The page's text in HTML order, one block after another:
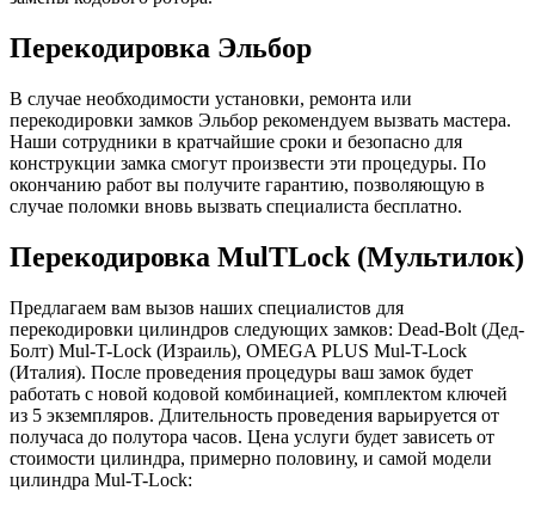
Перекодировка Эльбор
В случае необходимости установки, ремонта или
перекодировки замков Эльбор рекомендуем вызвать мастера.
Наши сотрудники в кратчайшие сроки и безопасно для
конструкции замка смогут произвести эти процедуры. По
окончанию работ вы получите гарантию, позволяющую в
случае поломки вновь вызвать специалиста бесплатно.
Перекодировка MulTLock (Мультилок)
Предлагаем вам вызов наших специалистов для
перекодировки цилиндров следующих замков: Dead-Bolt (Дед-
Болт) Mul-T-Lock (Израиль), OMEGA PLUS Mul-T-Lock
(Италия). После проведения процедуры ваш замок будет
работать с новой кодовой комбинацией, комплектом ключей
из 5 экземпляров. Длительность проведения варьируется от
получаса до полутора часов. Цена услуги будет зависеть от
стоимости цилиндра, примерно половину, и самой модели
цилиндра Mul-T-Lock: